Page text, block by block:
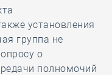
установления
группа не
о
полномочий